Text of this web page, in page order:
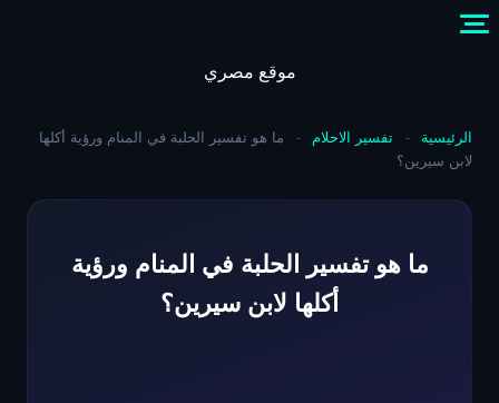
موقع مصري
الرئيسية - تفسير الاحلام -
ما هو تفسير الحلبة في المنام ورؤية أكلها
لابن سيرين؟
ما هو تفسير الحلبة في المنام ورؤية
أكلها لابن سيرين؟